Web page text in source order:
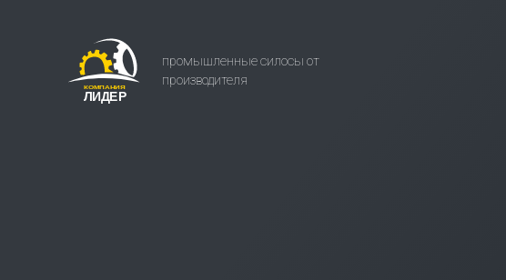
промышленные силосы от
производителя